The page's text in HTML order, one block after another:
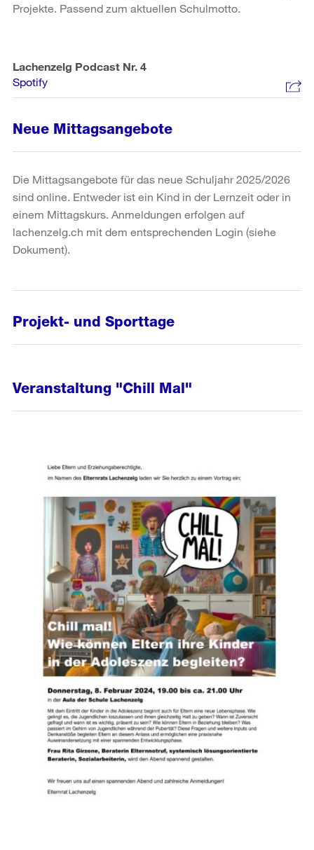
Projekte. Passend zum aktuellen Schulmotto.
Lachenzelg Podcast Nr. 4
Spotify
Neue Mittagsangebote
Die Mittagsangebote für das neue Schuljahr 2025/2026
sind online. Entweder ist ein Kind in der Lernzeit oder in
einem Mittagskurs. Anmeldungen erfolgen auf
lachenzelg.ch mit dem entsprechenden Login (siehe
Dokument).
Projekt- und Sporttage
Veranstaltung "Chill Mal"